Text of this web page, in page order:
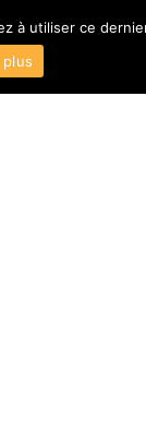
à utiliser ce
plus